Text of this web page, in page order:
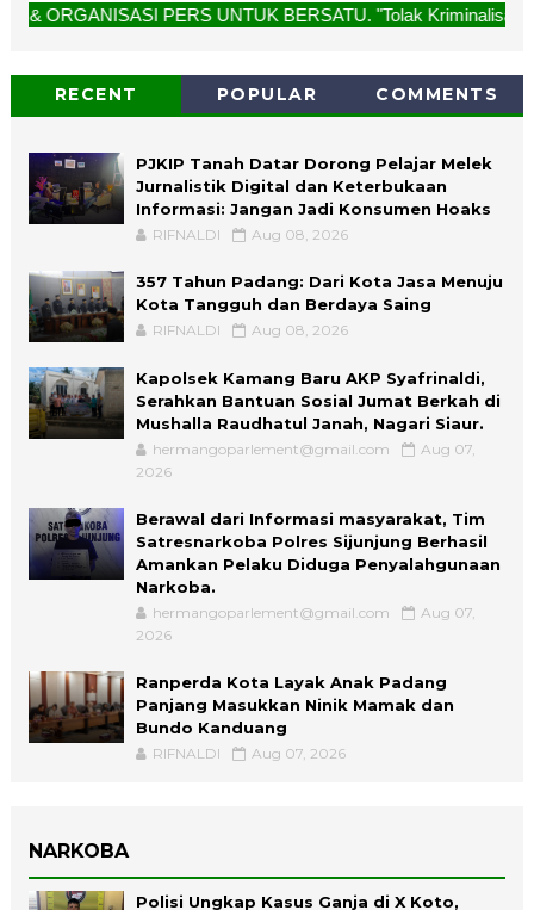
PERS UNTUK BERSATU. "Tolak Kriminalisasi
RECENT POPULAR COMMENTS
PJKIP Tanah Datar Dorong Pelajar Melek
Jurnalistik Digital dan Keterbukaan
Informasi: Jangan Jadi Konsumen Hoaks
RIFNALDI Aug 08, 2026
357 Tahun Padang: Dari Kota Jasa Menuju
Kota Tangguh dan Berdaya Saing
RIFNALDI Aug 08, 2026
Kapolsek Kamang Baru AKP Syafrinaldi,
Serahkan Bantuan Sosial Jumat Berkah di
Mushalla Raudhatul Janah, Nagari Siaur.
hermangoparlement@gmail.com
Aug 07,
2026
Berawal dari Informasi masyarakat, Tim
Satresnarkoba Polres Sijunjung Berhasil
Amankan Pelaku Diduga Penyalahgunaan
Narkoba.
hermangoparlement@gmail.com
Aug 07,
2026
Ranperda Kota Layak Anak Padang
Panjang Masukkan Ninik Mamak dan
Bundo Kanduang
RIFNALDI Aug 07, 2026
NARKOBA
Polisi Ungkap Kasus Ganja di X Koto,